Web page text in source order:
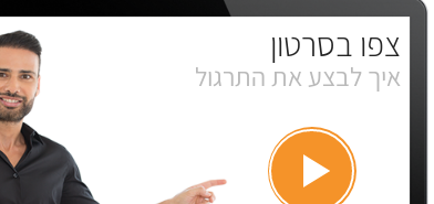
צפו בסרטון
איך לבצע את התרגול